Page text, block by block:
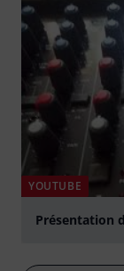
YOUTUBE
Présentation